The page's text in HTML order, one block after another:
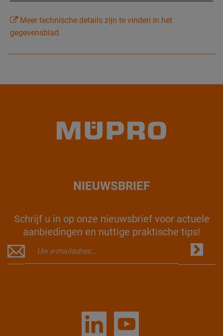
Meer technische details zijn te vinden in het
gegevensblad.
NIEUWSBRIEF
Schrijf u in op onze nieuwsbrief voor actuele
aanbiedingen en nuttige praktische tips!